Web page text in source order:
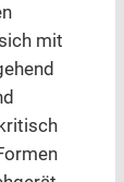
mit